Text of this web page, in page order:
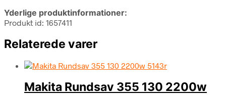
Yderlige produktinformationer:
Produkt id: 1657411
Relaterede varer
Makita Rundsav 355 130 2200w